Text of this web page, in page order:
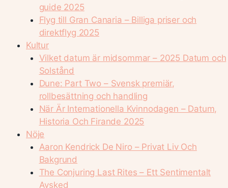
guide 2025
Flyg till Gran Canaria – Billiga priser och
direktflyg 2025
Kultur
Vilket datum är midsommar – 2025 Datum och
Solstånd
Dune: Part Two – Svensk premiär,
rollbesättning och handling
När Är Internationella Kvinnodagen – Datum,
Historia Och Firande 2025
Nöje
Aaron Kendrick De Niro – Privat Liv Och
Bakgrund
The Conjuring Last Rites – Ett Sentimentalt
Avsked